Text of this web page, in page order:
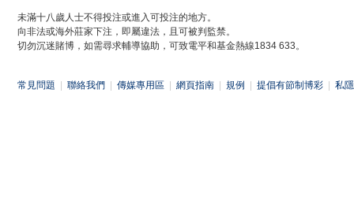
未滿十八歲人士不得投注或進入可投注的地方。
向非法或海外莊家下注，即屬違法，且可被判監禁。
切勿沉迷賭博，如需尋求輔導協助，可致電平和基金熱線1834 633。
常見問題 聯絡我們 傳媒專用區 網頁指南 規例 提倡有節制博彩 私